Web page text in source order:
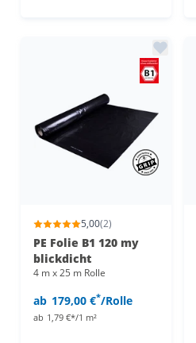
5,00(2)
PE Folie B1 120 my
blickdicht
4 m x 25 m Rolle
ab 179,00 €*/Rolle
ab 1,79 €*/1 m²